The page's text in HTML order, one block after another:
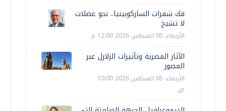
فك شفرات الساركوبينيا.. نحو عضلات
لا تشيخ
الأربعاء، 05 اغسطس 2026 12:00 م
الآثار المصرية وتأثيرات الزلازل عبر
العصور
الأربعاء، 05 اغسطس 2026 10:00
ص